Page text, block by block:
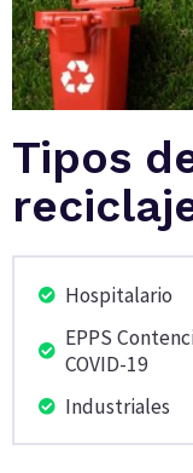
Tipos
Hospitalario
EPPS
COVID-19
Industriales